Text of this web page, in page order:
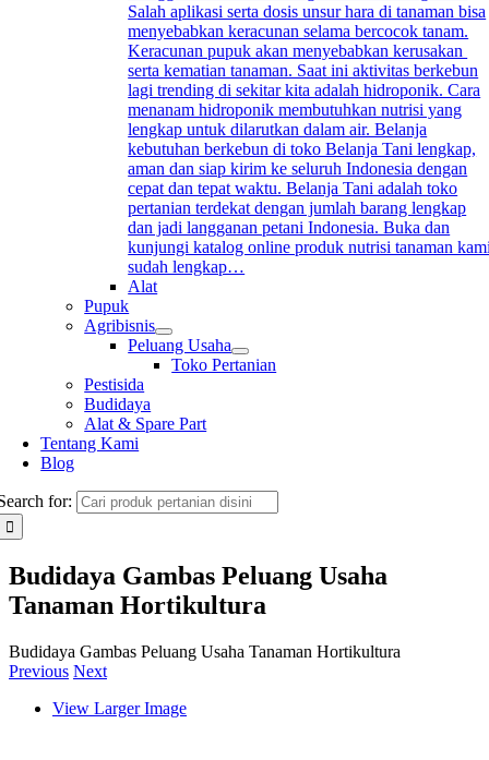
Salah aplikasi serta dosis unsur hara di tanaman bisa
menyebabkan keracunan selama bercocok tanam.
Keracunan pupuk akan menyebabkan kerusakan
serta kematian tanaman. Saat ini aktivitas berkebun
lagi trending di sekitar kita adalah hidroponik. Cara
menanam hidroponik membutuhkan nutrisi yang
lengkap untuk dilarutkan dalam air. Belanja
kebutuhan berkebun di toko Belanja Tani lengkap,
aman dan siap kirim ke seluruh Indonesia dengan
cepat dan tepat waktu. Belanja Tani adalah toko
pertanian terdekat dengan jumlah barang lengkap
dan jadi langganan petani Indonesia. Buka dan
kunjungi katalog online produk nutrisi tanaman
sudah lengkap…
Alat
Pupuk
Agribisnis
Peluang Usaha
Toko Pertanian
Pestisida
Budidaya
Alat & Spare Part
Tentang Kami
Blog
for:
Budidaya Gambas Peluang Usaha
Tanaman Hortikultura
Budidaya Gambas Peluang Usaha Tanaman Hortikultura
Previous Next
View Larger Image